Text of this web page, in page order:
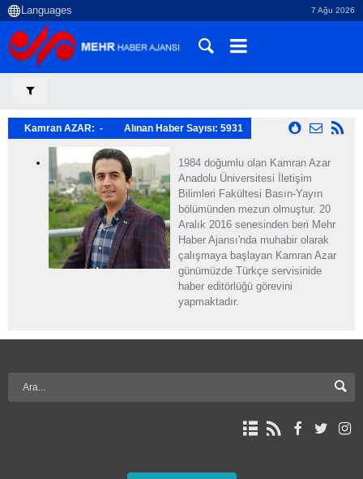
7 Ağu 2026
Kamran AZAR Alınan Haber Sayısı 5931
1984 doğumlu olan Kamran Azar
Anadolu Üniversitesi İletişim
Bilimleri Fakültesi Basın-Yayın
bölümünden mezun olmuştur. 20
Aralık 2016 senesinden beri Mehr
Haber Ajansı'nda muhabir olarak
çalışmaya başlayan Kamran Azar
günümüzde Türkçe servisinide
haber editörlüğü görevini
yapmaktadır.